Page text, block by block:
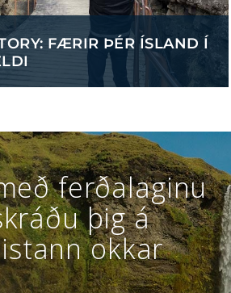
FÆRIR ÞÉR ÍSLAND Í
ferðalaginu
þig á
okkar